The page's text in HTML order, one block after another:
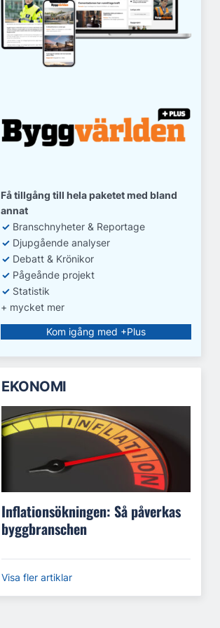
Få tillgång till hela paketet med bland
annat
✓ Branschnyheter & Reportage
✓ Djupgående analyser
✓ Debatt & Krönikor
✓ Pågeånde projekt
✓ Statistik
+ mycket mer
Kom igång med +Plus
EKONOMI
Inflationsökningen: Så påverkas
byggbranschen
Visa fler artiklar